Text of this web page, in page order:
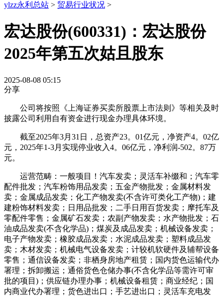
ylzz永利总站 > 贸易行业状况 >
宏达股份(600331)：宏达股份
2025年第五次姑且股东
2025-08-08 05:15
分享
公司将按照《上海证券买卖所股票上市法则》等相关及时
披露公司利用自有资金进行现金办理具体环境。
截至2025年3月31日，总资产23。01亿元，净资产4。02亿
元，2025年1-3月实现停业收入4。06亿元，净利润-502。87万
元。
运营范畴：一般项目！汽车发卖；灵活车补缀和；汽车零
配件批发；汽车粉饰用品发卖；五金产物批发；金属材料发
卖；金属成品发卖；化工产物发卖(不含许可类化工产物)；建
建粉饰材料发卖；日用品批发；二手日用百货发卖；摩托车及
零配件零售；金属矿石发卖；农副产物发卖；水产物批发；石
油成品发卖(不含化学品)；煤炭及成品发卖；机械设备发卖；
电子产物发卖；橡胶成品发卖；水泥成品发卖；塑料成品发
卖；木材发卖；机械电气设备发卖；计较机软硬件及辅帮设备
零售；通信设备发卖；非栖身房地产租赁；国内货色运输代办
署理；拆卸搬运；通俗货色仓储办事(不含化学品等需许可审
批的项目)；供应链办理办事；机械设备租赁；商业经纪；国
内商业代办署理；货色进出口；手艺进出口；灵活车充电发